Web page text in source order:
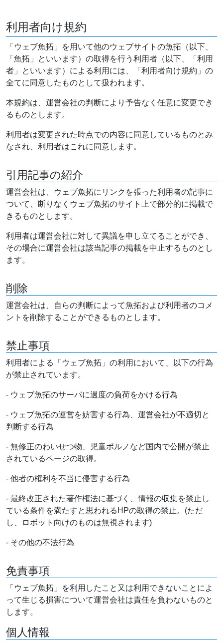
利用者向け規約
「ウェブ魚拓」を用いて他のウェブサイトの魚拓（以下、
「魚拓」といいます）の取得を行う利用者（以下、「利用
者」といいます）による利用には、「利用者向け規約」の
全てに同意したものとして扱われます。
本規約は、運営会社の判断により予告なく任意に変更でき
るものとします。
利用者は変更された時点での内容に同意しているものとみ
なされ、利用者はこれに同意します。
引用記事の紹介
運営会社は、ウェブ魚拓にリンクを張った利用者の記事に
ついて、断りなくウェブ魚拓のサイト上で部分的に掲載で
きるものとします。
利用者は運営会社に対して異議を申し立てることができ、
その場合に運営会社は該当記事の掲載を中止するものとし
ます。
削除
運営会社は、自らの判断によって魚拓および利用者のコメ
ントを削除することができるものとします。
禁止事項
利用者による「ウェブ魚拓」の利用において、以下の行為
が禁止されています。
- ウェブ魚拓のサーバに過度の負荷をかける行為
- ウェブ魚拓の運営を妨害する行為、運営会社が不適切と
判断する行為
- 無修正のわいせつ物、児童ポルノなど国内で公開が禁止
されているページの取得。
- 他者の権利を不当に侵害する行為
- 最終改正された著作権法に基づく、情報の収集を禁止し
ている条件を満たすと思われるHPの取得の禁止。(ただ
し、ロボット向けのものは無視されます)
- その他の不法行為
免責事項
「ウェブ魚拓」を利用したこと又は利用できないことによ
って生じる損害について運営会社は責任を負わないものと
します。
個人情報